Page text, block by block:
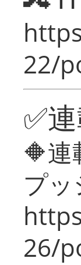
22/
✅
🔶
プ
26/